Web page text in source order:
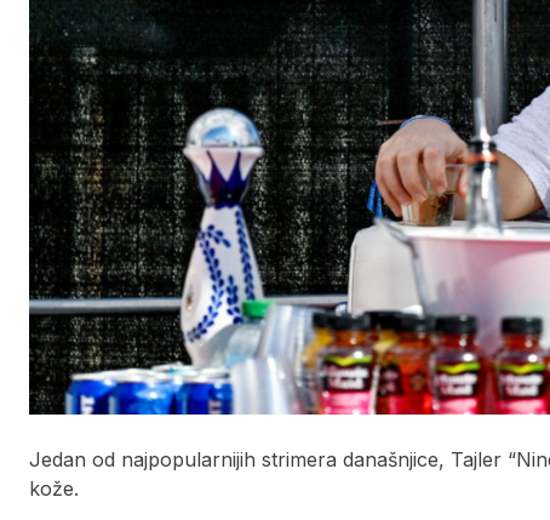
Jedan od najpopularnijih strimera današnjice, Tajler
kože.